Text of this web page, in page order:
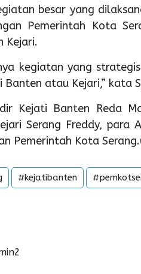
besar yang
Pemerintah Kota
Kejari.
kegiatan yang
atau Kejari,” kata
Kejati Banten Reda
Serang Freddy, para
Pemerintah Kota
#kejatibanten